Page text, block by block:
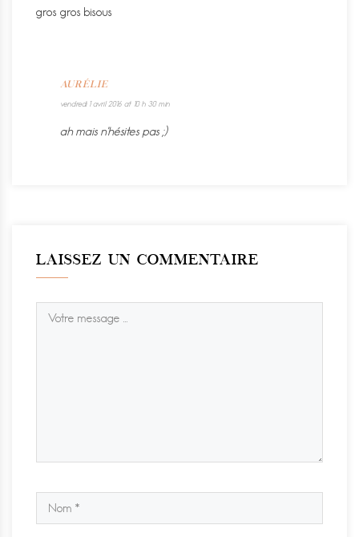
gros gros bisous
AURÉLIE
vendredi 1 avril 2016 at 10 h 30 min
ah mais n’hésites pas ;)
LAISSEZ UN COMMENTAIRE